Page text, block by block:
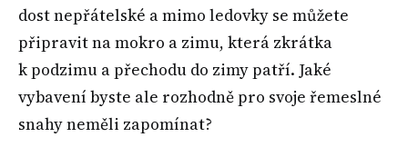
dost nepřátelské a mimo ledovky se můžete
připravit na mokro a zimu, která zkrátka
k podzimu a přechodu do zimy patří. Jaké
vybavení byste ale rozhodně pro svoje řemeslné
snahy neměli zapomínat?